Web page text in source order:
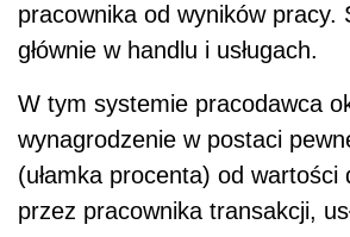
pracownika od wyników pracy.
głównie w handlu i usługach.
W tym systemie pracodawca
wynagrodzenie w postaci
(ułamka procenta) od wartości
przez pracownika transakcji,